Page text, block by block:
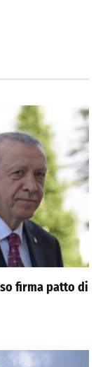
firma patto di